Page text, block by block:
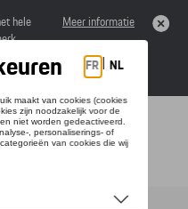
hele
Meer informatie
navigation